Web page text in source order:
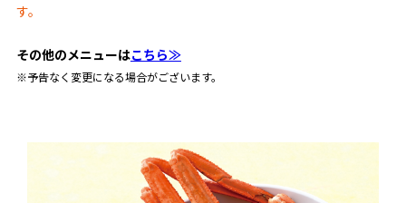
す。
その他のメニューはこちら≫
※予告なく変更になる場合がございます。